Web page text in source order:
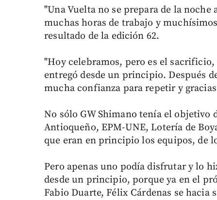
"Una Vuelta no se prepara de la noche
muchas horas de trabajo y
resultado de la edición 62.
"Hoy celebramos, pero es el
entregó desde un principio. Después
mucha confianza para repetir y gracias
No sólo GW Shimano tenía el objetivo
Antioqueño, EPM-UNE, Lotería de
que eran en principio los equipos, de
Pero apenas uno podía disfrutar y lo
desde un principio, porque ya en el
Fabio Duarte, Félix Cárdenas se hacia